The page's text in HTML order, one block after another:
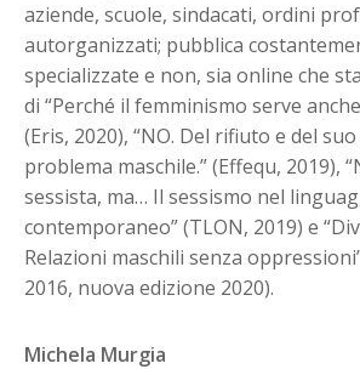
aziende, scuole, sindacati, ordini
autorganizzati; pubblica
specializzate e non, sia online che
di “Perché il femminismo serve
(Eris, 2020), “NO. Del rifiuto e del
problema maschile.” (Effequ, 2019),
sessista, ma… Il sessismo nel
contemporaneo” (TLON, 2019) e
Relazioni maschili senza
2016, nuova edizione 2020).
Michela Murgia